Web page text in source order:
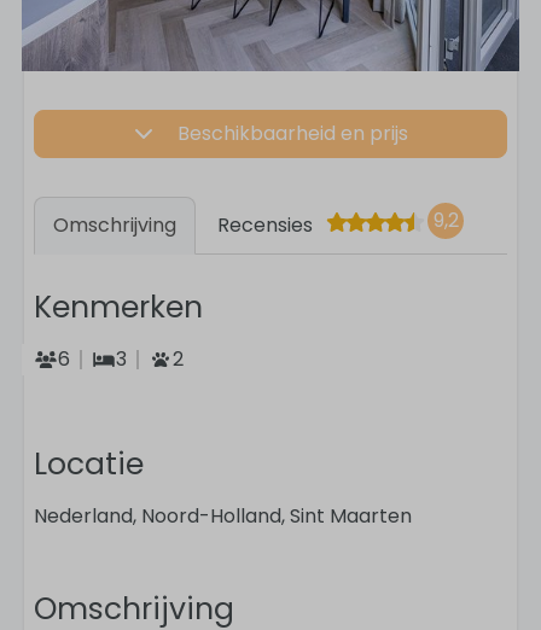
Beschikbaarheid en prijs
Omschrijving Recensies 9,2
Kenmerken
6 3 2
Locatie
Nederland, Noord-Holland, Sint Maarten
Omschrijving